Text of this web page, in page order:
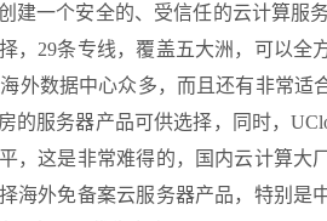
建一个安全的、受信任的云计算服
，29条专线，覆盖五大洲，可以全
外数据中心众多，而且还有非常适
的服务器产品可供选择，同时，
，这是非常难得的，国内云计算大
海外免备案云服务器产品，特别是